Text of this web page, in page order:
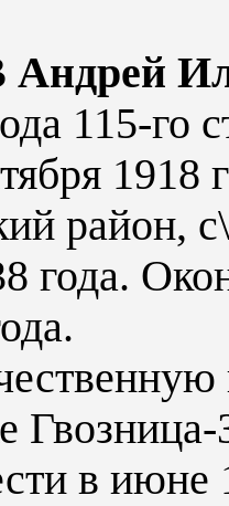
115-го
1918
район,
года.
в июне